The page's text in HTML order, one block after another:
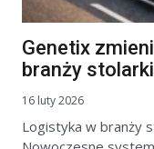
Genetix
branży
16 luty 2026
Logistyka w branży